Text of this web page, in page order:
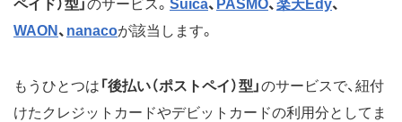
ペイド）型」のサービス。 Suica、 PASMO、 楽天Edy、
WAON、 nanacoが該当します。
もうひとつは 「後払い（ポストペイ）型」のサービスで、紐付
けたクレジットカードやデビットカードの利用分としてま